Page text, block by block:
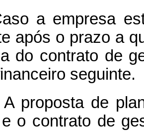
a empresa
após o prazo a
do contrato de
seguinte.
proposta de
o contrato de